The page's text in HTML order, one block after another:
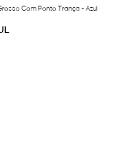
Com Ponto Trança - Azul